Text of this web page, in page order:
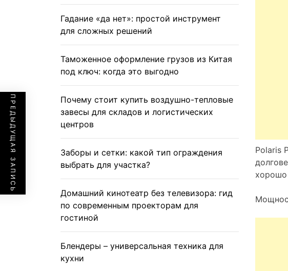
Polaris
ПРЕДЫДУЩАЯ ЗАПИСЬ
Гадание «да нет»: простой инструмент
для сложных решений
Таможенное оформление грузов из Китая
под ключ: когда это выгодно
Почему стоит купить воздушно-тепловые
завесы для складов и логистических
центров
Заборы и сетки: какой тип ограждения
выбрать для участка?
Домашний кинотеатр без телевизора: гид
по современным проекторам для
гостиной
Блендеры – универсальная техника для
кухни